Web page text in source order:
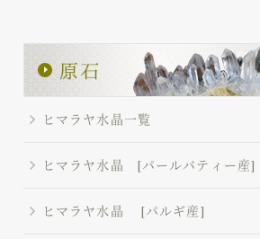
ヒマラヤ水晶一覧
ヒマラヤ水晶 [パールバティー産]
ヒマラヤ水晶 [パルギ産]